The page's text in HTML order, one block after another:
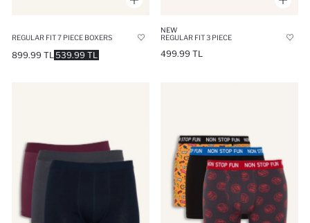
REGULAR FIT 7 PIECE BOXERS
539.99 TL
899.99 TL
NEW
REGULAR FIT 3 PIECE
499.99 TL